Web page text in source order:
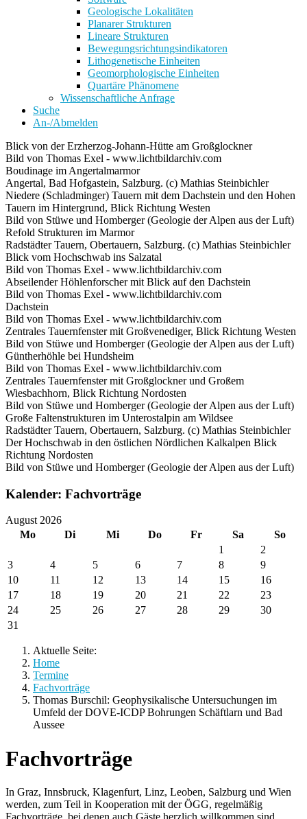
Geologische Lokalitäten
Planarer Strukturen
Lineare Strukturen
Bewegungsrichtungsindikatoren
Lithogenetische Einheiten
Geomorphologische Einheiten
Quartäre Phänomene
Wissenschaftliche Anfrage
Suche
An-/Abmelden
Blick von der Erzherzog-Johann-Hütte am Großglockner
Bild von Thomas Exel - www.lichtbildarchiv.com
Boudinage im Angertalmarmor
Angertal, Bad Hofgastein, Salzburg. (c) Mathias Steinbichler
Niedere (Schladminger) Tauern mit dem Dachstein und den Hohen
Tauern im Hintergrund, Blick Richtung Westen
Bild von Stüwe und Homberger (Geologie der Alpen aus der Luft)
Refold Strukturen im Marmor
Radstädter Tauern, Obertauern, Salzburg. (c) Mathias Steinbichler
Blick vom Hochschwab ins Salzatal
Bild von Thomas Exel - www.lichtbildarchiv.com
Abseilender Höhlenforscher mit Blick auf den Dachstein
Bild von Thomas Exel - www.lichtbildarchiv.com
Dachstein
Bild von Thomas Exel - www.lichtbildarchiv.com
Zentrales Tauernfenster mit Großvenediger, Blick Richtung Westen
Bild von Stüwe und Homberger (Geologie der Alpen aus der Luft)
Güntherhöhle bei Hundsheim
Bild von Thomas Exel - www.lichtbildarchiv.com
Zentrales Tauernfenster mit Großglockner und Großem
Wiesbachhorn, Blick Richtung Nordosten
Bild von Stüwe und Homberger (Geologie der Alpen aus der Luft)
Große Faltenstrukturen im Unterostalpin am Wildsee
Radstädter Tauern, Obertauern, Salzburg. (c) Mathias Steinbichler
Der Hochschwab in den östlichen Nördlichen Kalkalpen Blick
Richtung Nordosten
Bild von Stüwe und Homberger (Geologie der Alpen aus der Luft)
Kalender: Fachvorträge
August 2026
Mo
Di Mi Do Fr Sa
So
1
2
3
4 5 6 7 8
9
10
11 12 13 14 15
16
17
18 19 20 21 22
23
24
25 26 27 28 29
30
31
Aktuelle Seite:
Home
Termine
Fachvorträge
Thomas Burschil: Geophysikalische Untersuchungen im
Umfeld der DOVE-ICDP Bohrungen Schäftlarn und Bad
Aussee
Fachvorträge
In Graz, Innsbruck, Klagenfurt, Linz, Leoben, Salzburg und Wien
werden, zum Teil in Kooperation mit der ÖGG, regelmäßig